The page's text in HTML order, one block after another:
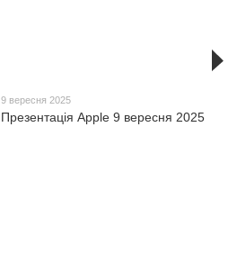
9 вересня 2025
Презентація Apple 9 вересня 2025